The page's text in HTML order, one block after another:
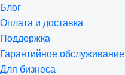
Блог
Оплата и доставка
Поддержка
Гарантийное обслуживание
Для бизнеса